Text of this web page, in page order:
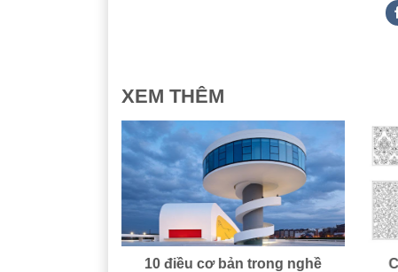
XEM THÊM
10 điều cơ bản trong nghề